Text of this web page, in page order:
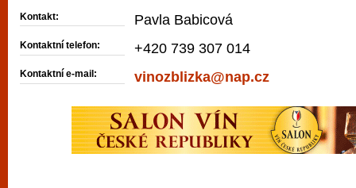
Kontakt: Pavla Babicová
Kontaktní telefon: +420 739 307 014
Kontaktní e-mail: vinozblizka@nap.cz